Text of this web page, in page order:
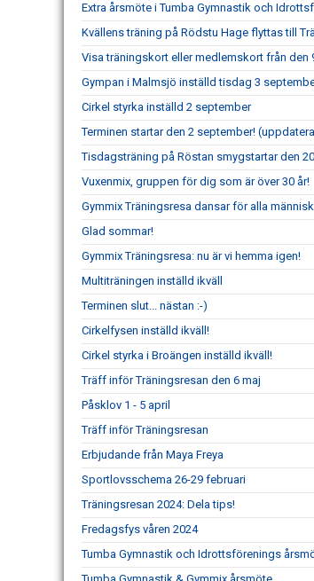
Extra årsmöte i Tumba Gymnastik och
Kvällens träning på Rödstu Hage flyttas till
Visa träningskort eller medlemskort från den
Gympan i Malmsjö inställd tisdag 3
Cirkel styrka inställd 2 september
Terminen startar den 2 september!
Tisdagsträning på Röstan smygstartar den
Vuxenmix, gruppen för dig som är över 30 år!
Gymmix Träningsresa dansar för alla
Glad sommar!
Gymmix Träningsresa: nu är vi hemma igen!
Multiträningen inställd ikväll
Terminen slut... nästan :-)
Cirkelfysen inställd ikväll!
Cirkel styrka i Broängen inställd ikväll!
Träff inför Träningsresan den 6 maj
Påsklov 1 - 5 april
Träff inför Träningsresan
Erbjudande från Maya Freya
Sportlovsschema 26-29 februari
Träningsresan 2024: Dela tips!
Fredagsfys våren 2024
Tumba Gymnastik och Idrottsförenings